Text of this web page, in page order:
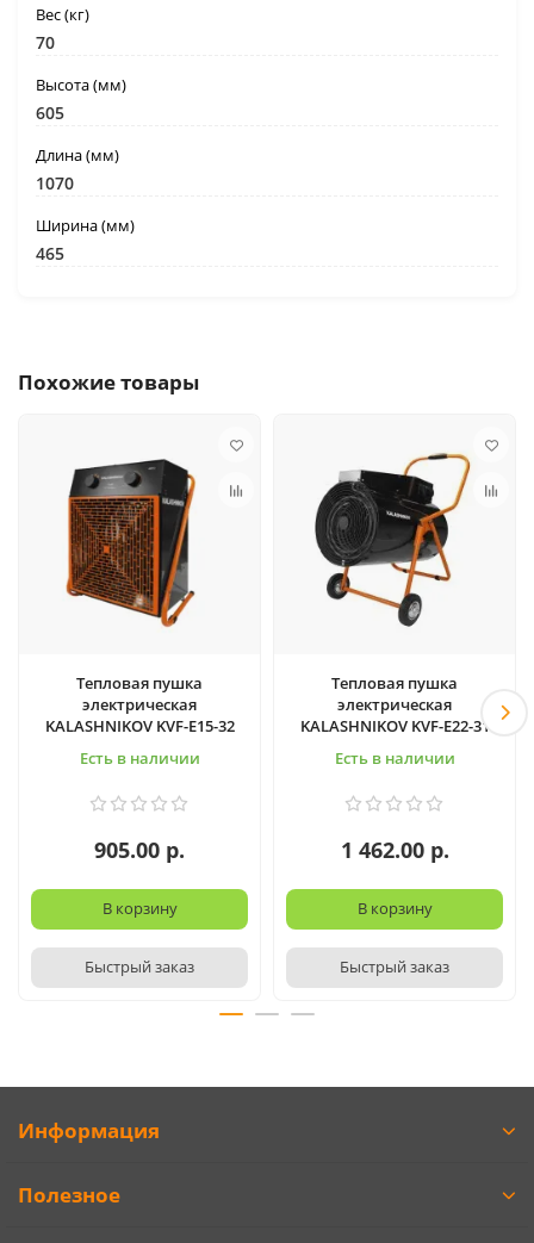
Вес (кг)
70
Высота (мм)
605
Длина (мм)
1070
Ширина (мм)
465
Похожие товары
Тепловая пушка
электрическая
KALASHNIKOV KVF-E15-32
Есть в наличии
905.00 р.
В корзину
Быстрый заказ
Тепловая пушка
электрическая
KALASHNIKOV KVF-E22-31
Есть в наличии
1 462.00 р.
В корзину
Быстрый заказ
Информация
Полезное